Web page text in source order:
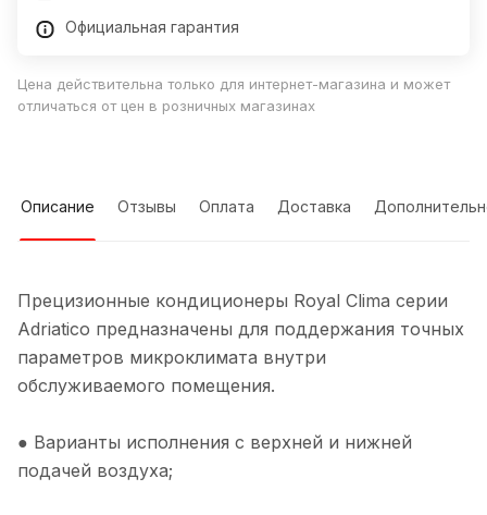
Официальная гарантия
Цена действительна только для интернет-магазина и может
отличаться от цен в розничных магазинах
Описание Отзывы Оплата Доставка
Прецизионные кондиционеры Royal Clima серии
Adriatico предназначены для поддержания точных
параметров микроклимата внутри
обслуживаемого помещения.
● Варианты исполнения с верхней и нижней
подачей воздуха;